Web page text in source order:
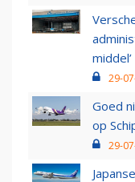
middel’
29-
Goed
op
29-